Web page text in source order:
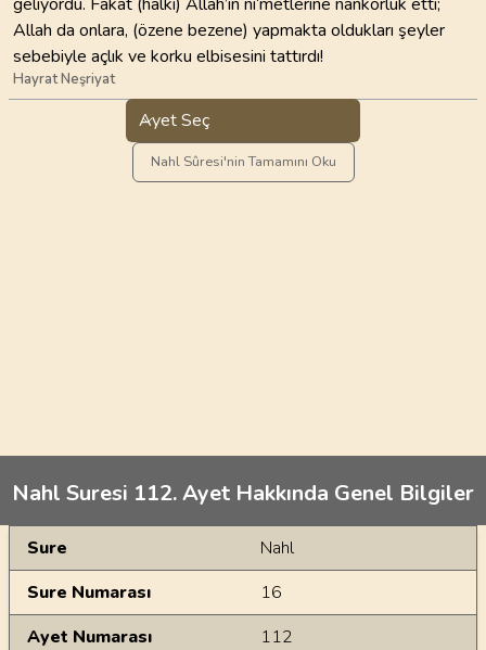
Allah da onlara, (özene bezene) yapmakta oldukları şeyler
sebebiyle açlık ve korku elbisesini tattırdı!
Hayrat Neşriyat
Ayet Seç
Nahl Sûresi'nin Tamamını Oku
Nahl Suresi 112. Ayet Hakkında Genel Bilgiler
Genel Bilgiler
Sure
Nahl
Sure Numarası
16
Ayet Numarası
112